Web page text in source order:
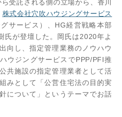
受託される側の立場から、香川
株式会社穴吹ハウジングサービス
サービス）、HG経営戦略本部
氏が登壇した。岡氏は2020年よ
向し、指定管理業務のノウハウ
ウジングサービスでPPP/PFI推
共施設の指定管理業者として活
みとして「公営住宅法の目的実
について」というテーマでお話